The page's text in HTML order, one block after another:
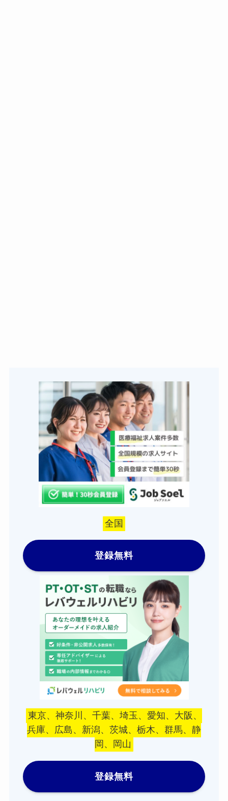
全国
登録無料
東京、神奈川、千葉、埼玉、愛知、大阪、
兵庫、広島、新潟、茨城、栃木、群馬、静
岡、岡山
登録無料